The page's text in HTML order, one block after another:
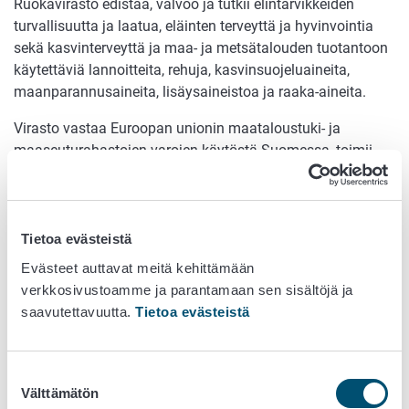
Tietoa evästeistä
Evästeet auttavat meitä kehittämään
verkkosivustoamme ja parantamaan sen sisältöjä ja
saavutettavuutta. Tietoa evästeistä
valinta
Välttämätön
Ruokavirasto edistää, valvoo ja tutkii elintarvikkeiden
turvallisuutta ja laatua, eläinten terveyttä ja hyvinvointia
sekä kasvinterveyttä ja maa- ja metsätalouden tuotantoon
käytettäviä lannoitteita, rehuja, kasvinsuojeluaineita,
maanparannusaineita, lisäysaineistoa ja raaka-aineita.
Virasto vastaa Euroopan unionin maataloustuki- ja
maaseuturahastojen varojen käytöstä Suomessa, toimii
Suomen maksajavirastona ja hallinnoi EU- ja kansallisia
Virastoa valmisteltiin useampi vuosi. Lue valmistelusta
https://mmm.fi/ruokavirasto
Uutisia valmistelun ajalta
13.9.2018 Ruokaviraston pääjohtajaksi Antti-Jussi